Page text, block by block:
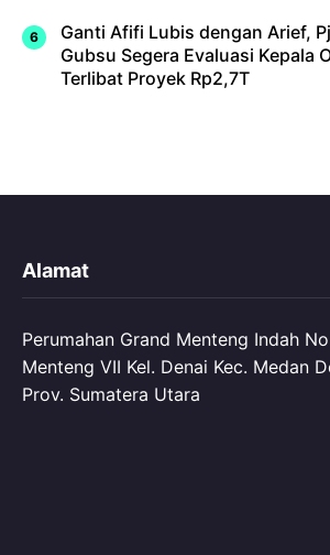
Ganti Afifi Lubis dengan Arief, Pj
Gubsu Segera Evaluasi Kepala
Terlibat Proyek Rp2,7T
Alamat
Perumahan Grand Menteng Indah
Menteng VII Kel. Denai Kec. Medan
Prov. Sumatera Utara